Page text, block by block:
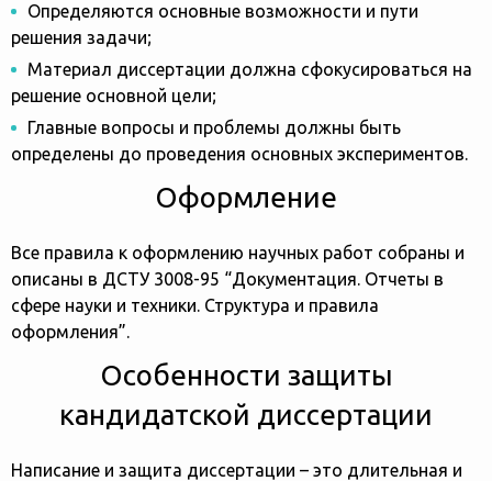
Определяются основные возможности и пути
решения задачи;
Материал диссертации должна сфокусироваться на
решение основной цели;
Главные вопросы и проблемы должны быть
определены до проведения основных экспериментов.
Оформление
Все правила к оформлению научных работ собраны и
описаны в ДСТУ 3008-95 “Документация. Отчеты в
сфере науки и техники. Структура и правила
оформления”.
Особенности защиты
кандидатской диссертации
Написание и защита диссертации – это длительная и